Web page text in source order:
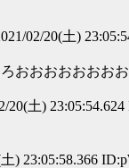
02/20(土)
おおおおおおお
20(土)
土) 23:05:58.366